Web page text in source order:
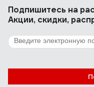
Подпишитесь на
Акции, скидки,